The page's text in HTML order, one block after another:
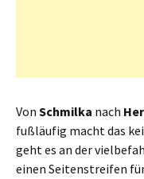
Von Schmilka nach
fußläufig macht das
geht es an der
einen Seitenstreifen